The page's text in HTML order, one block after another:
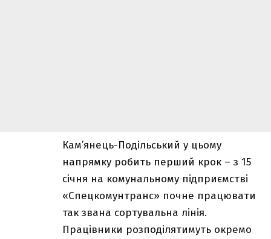
Кам’янець-Подільський у цьому
напрямку робить перший крок – з 15
січня на комунальному підприємстві
«Спецкомунтранс» почне працювати
так звана сортувальна лінія.
Працівники розподілятимуть окремо